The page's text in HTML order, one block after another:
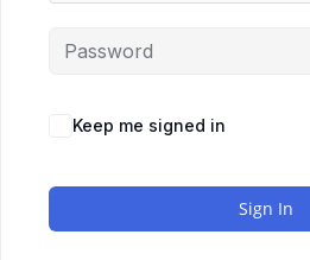
Keep me signed in
Sign In